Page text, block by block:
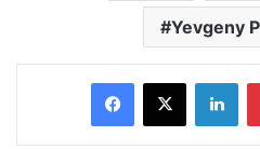
Yevgeny
Facebook
X